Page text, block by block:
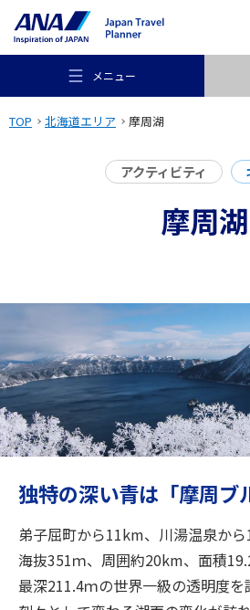
メニュー
行き先
旅のお役立ち情報
閉じる
TOP 北海道エリア 摩周湖
アクティビティ
摩周湖
独特の深い青は「摩周ブ
弟子屈町から11km、川湯温泉か
海抜351ｍ、周囲約20km、面積
最深211.4ｍの世界一級の透明度を